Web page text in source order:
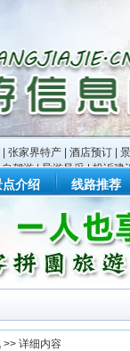
张家界特产 酒店预订
自驾游|导游风采|投诉建
点介绍 线路推荐
>> 详细内容